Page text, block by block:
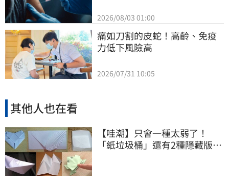
2026/08/03 01:00
痛如刀割的皮蛇！高齡、免疫
力低下風險高
2026/07/31 10:05
其他人也在看
【哇潮】只會一種太弱了！
「紙垃圾桶」還有2種隱藏版摺